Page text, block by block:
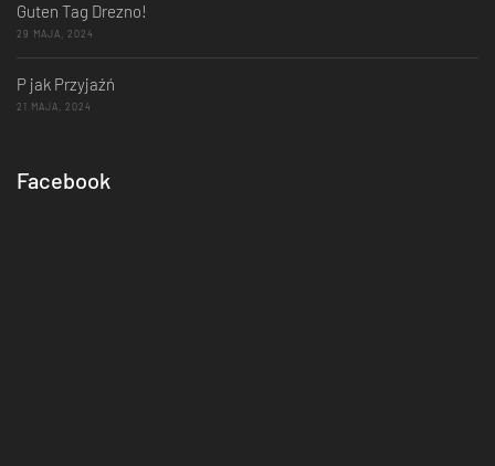
Guten Tag Drezno!
29 MAJA, 2024
P jak Przyjaźń
21 MAJA, 2024
Facebook